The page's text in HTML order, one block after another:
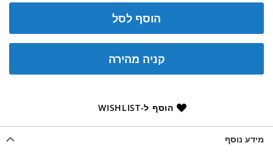
הוסף לסל
קניה מהירה
הוסף ל-WISHLIST
מידע נוסף